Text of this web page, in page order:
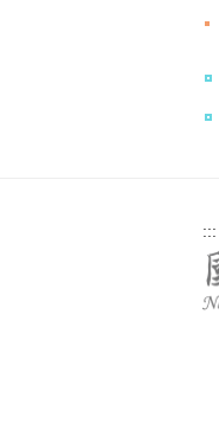
:::